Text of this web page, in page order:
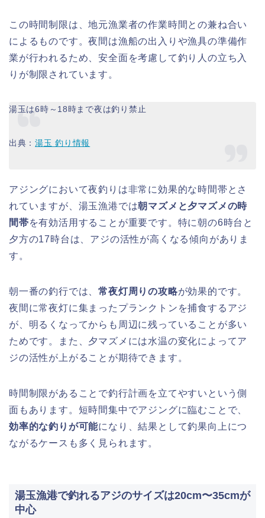
この時間制限は、地元漁業者の作業時間との兼ね合い
によるものです。夜間は漁船の出入りや漁具の準備作
業が行われるため、安全面を考慮して釣り人の立ち入
りが制限されています。
湯玉は6時～18時まで夜は釣り禁止
出典：湯玉 釣り情報
アジングにおいて夜釣りは非常に効果的な時間帯とさ
れていますが、湯玉漁港では朝マズメと夕マズメの時
間帯を有効活用することが重要です。特に朝の6時台と
夕方の17時台は、アジの活性が高くなる傾向がありま
す。
朝一番の釣行では、常夜灯周りの攻略が効果的です。
夜間に常夜灯に集まったプランクトンを捕食するアジ
が、明るくなってからも周辺に残っていることが多い
ためです。また、夕マズメには水温の変化によってア
ジの活性が上がることが期待できます。
時間制限があることで釣行計画を立てやすいという側
面もあります。短時間集中でアジングに臨むことで、
効率的な釣りが可能になり、結果として釣果向上につ
ながるケースも多く見られます。
湯玉漁港で釣れるアジのサイズは20cm〜35cmが
中心